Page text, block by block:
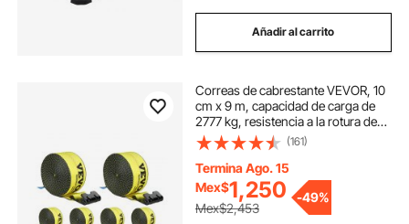
Añadir al carrito
Correas de cabrestante VEVOR, 10
cm x 9 m, capacidad de carga de
2777 kg, resistencia a la rotura de
8277 kg, correas para camión con
gancho plano, amarres para
plataforma, control de carga para
remolques, granjas, rescates,
protección de árboles, amarillas
(paquete de 10)
(161)
Termina Ago. 15
Mex$1,250
Mex$2,453
-49%